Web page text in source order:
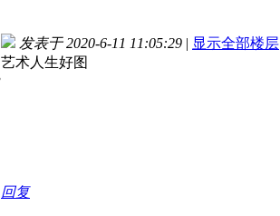
发表于 2020-6-11 11:05:29 | 显示全部楼层
艺术人生好图
回复